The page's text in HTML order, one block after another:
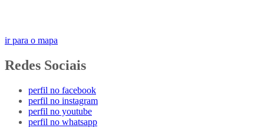
ir para o mapa
Redes Sociais
perfil no facebook
perfil no instagram
perfil no youtube
perfil no whatsapp